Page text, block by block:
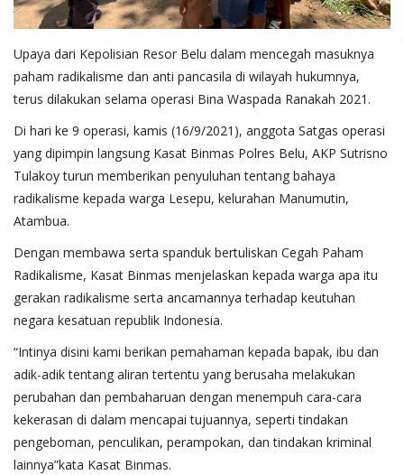
Upaya dari Kepolisian Resor Belu dalam mencegah masuknya
paham radikalisme dan anti pancasila di wilayah hukumnya,
terus dilakukan selama operasi Bina Waspada Ranakah 2021.
Di hari ke 9 operasi, kamis (16/9/2021), anggota Satgas operasi
yang dipimpin langsung Kasat Binmas Polres Belu, AKP Sutrisno
Tulakoy turun memberikan penyuluhan tentang bahaya
radikalisme kepada warga Lesepu, kelurahan Manumutin,
Atambua.
Dengan membawa serta spanduk bertuliskan Cegah Paham
Radikalisme, Kasat Binmas menjelaskan kepada warga apa itu
gerakan radikalisme serta ancamannya terhadap keutuhan
negara kesatuan republik Indonesia.
“Intinya disini kami berikan pemahaman kepada bapak, ibu dan
adik-adik tentang aliran tertentu yang berusaha melakukan
perubahan dan pembaharuan dengan menempuh cara-cara
kekerasan di dalam mencapai tujuannya, seperti tindakan
pengeboman, penculikan, perampokan, dan tindakan kriminal
lainnya”kata Kasat Binmas.